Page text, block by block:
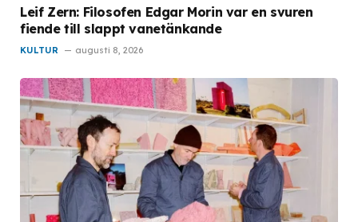
Leif Zern: Filosofen Edgar Morin var en svuren
fiende till slappt vanetänkande
KULTUR augusti 8, 2026